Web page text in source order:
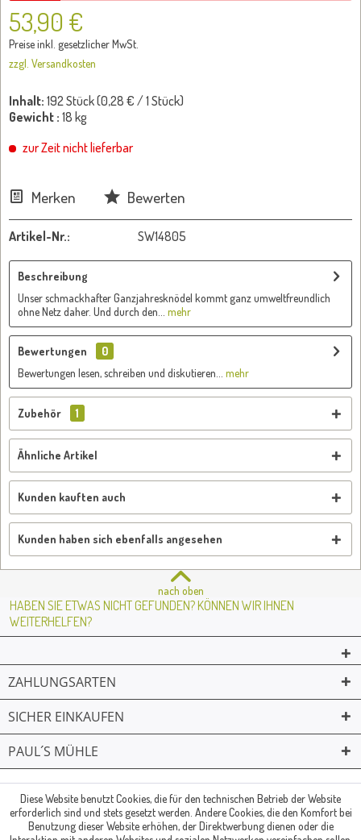
53,90 €
Preise inkl. gesetzlicher MwSt.
zzgl. Versandkosten
Inhalt: 192 Stück (0,28 € / 1 Stück)
Gewicht : 18 kg
zur Zeit nicht lieferbar
Merken Bewerten
Artikel-Nr.: SW14805
Beschreibung
Unser schmackhafter Ganzjahresknödel kommt ganz umweltfreundlich
ohne Netz daher. Und durch den...
mehr
Bewertungen
0
Bewertungen lesen, schreiben und diskutieren...
mehr
Zubehör 1
Ähnliche Artikel
Kunden kauften auch
Kunden haben sich ebenfalls angesehen
nach oben
HABEN SIE ETWAS NICHT GEFUNDEN? KÖNNEN WIR IHNEN
WEITERHELFEN?
ZAHLUNGSARTEN
SICHER EINKAUFEN
PAUL´S MÜHLE
© Paul's Mühle | Inhaber: Christof Paul e.K. | Westring 2 | 45659
Recklinghausen
Fax: 02361 -28831 | E-Mail: info@pauls-muehle.de
Diese Website benutzt Cookies, die für den technischen Betrieb der Website
erforderlich sind und stets gesetzt werden. Andere Cookies, die den Komfort bei
Benutzung dieser Website erhöhen, der Direktwerbung dienen oder die